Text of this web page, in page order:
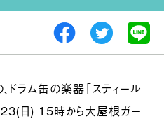
ドラム缶の楽器「スティール
23(日) 15時から大屋根ガー